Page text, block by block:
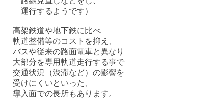
運行するようです）
高架鉄道や地下鉄に比べ
軌道整備等のコストを抑え、
バスや従来の路面電車と異なり
大部分を専用軌道走行する事で
交通状況（渋滞など）の影響を
受けにくいといった、
導入面での長所もあります。